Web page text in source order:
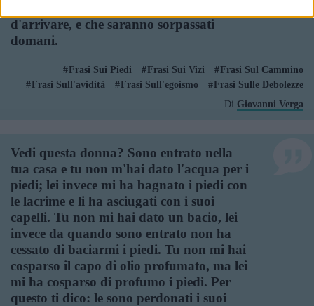
d'arrivare, e che saranno sorpassati
domani.
Frasi Sui Piedi Frasi Sui Vizi
Frasi Sul Cammino
Frasi Sull'avidità
Frasi Sull'egoismo
Frasi Sulle Debolezze
Di Giovanni Verga
Vedi questa donna? Sono entrato nella
tua casa e tu non m'hai dato l'acqua per i
piedi; lei invece mi ha bagnato i piedi con
le lacrime e li ha asciugati con i suoi
capelli. Tu non mi hai dato un bacio, lei
invece da quando sono entrato non ha
cessato di baciarmi i piedi. Tu non mi hai
cosparso il capo di olio profumato, ma lei
mi ha cosparso di profumo i piedi. Per
questo ti dico: le sono perdonati i suoi